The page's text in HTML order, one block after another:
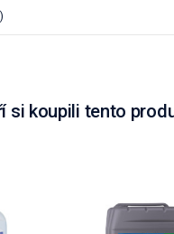
si koupili tento